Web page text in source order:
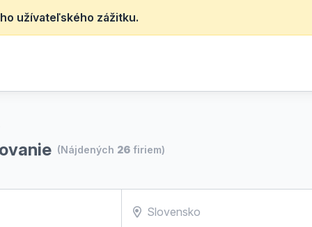
užívateľského zážitku.
(Nájdených 26 firiem)